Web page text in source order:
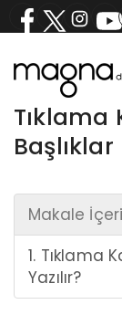
Tıklama
Başlıklar
Makale
1. Tıklama
Yazılır?